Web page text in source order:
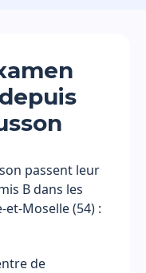
passent leur
B dans les
Moselle (54) :
de